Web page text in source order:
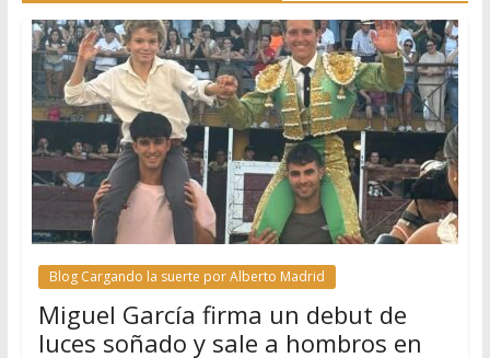
Blog Cargando la suerte por Alberto Madrid
Miguel García firma un debut de
luces soñado y sale a hombros en